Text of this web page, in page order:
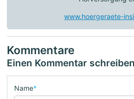
www.hoergeraete-
Kommentare
Einen Kommentar schreiben
Name*